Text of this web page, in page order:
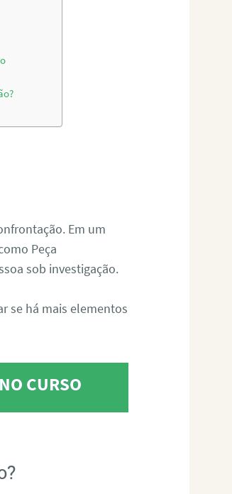
Em um
Peça
sob investigação.
se há mais elementos
CURSO